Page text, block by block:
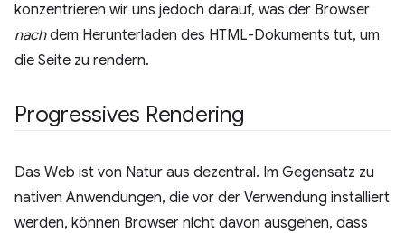
konzentrieren wir uns jedoch darauf, was der Browser
nachdem Herunterladen des HTML-Dokuments tut, um
die Seite zu rendern.
Progressives Rendering
Das Web ist von Natur aus dezentral. Im Gegensatz zu
nativen Anwendungen, die vor der Verwendung installiert
werden, können Browser nicht davon ausgehen, dass